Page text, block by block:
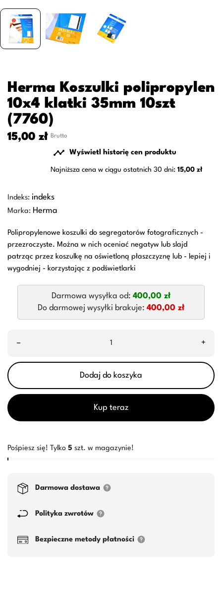
Herma Koszulki polipropylen
10x4 klatki 35mm 10szt
(7760)
15,00 zł Brutto
 Wyświetl historię cen produktu
Najniższa cena w ciągu ostatnich 30 dni: 15,00 zł
Indeks: indeks
Marka: Herma
Polipropylenowe koszulki do segregatorów fotograficznych -
przezroczyste. Można w nich oceniać negatyw lub slajd
patrząc przez koszulkę na oświetloną płaszczyznę lub - lepiej i
wygodniej - korzystając z podświetlarki
Darmowa wysyłka od: 400,00 zł
Do darmowej wysyłki brakuje: 400,00 zł
– +
Dodaj do koszyka
Kup teraz
Pośpiesz się! Tylko 5 szt. w magazynie!
Darmowa dostawa
Polityka zwrotów
Bezpieczne metody płatności